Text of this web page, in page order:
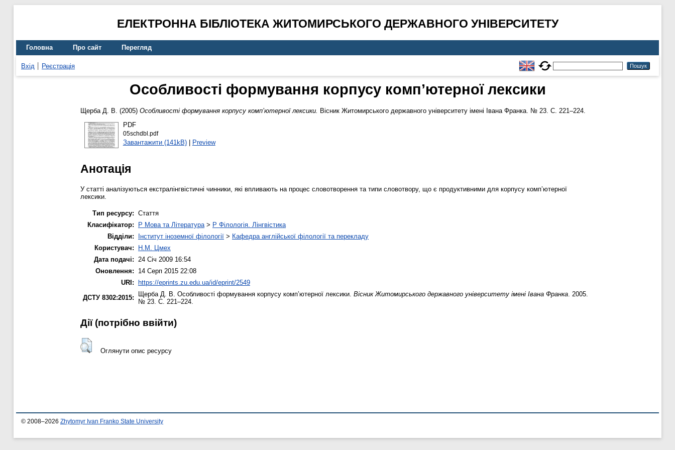
ЕЛЕКТРОННА БІБЛІОТЕКА ЖИТОМИРСЬКОГО ДЕРЖАВНОГО УНІВЕРСИТЕТУ
Головна Про сайт Перегляд
Вхід Реєстрація
Особливості формування корпусу комп’ютерної лексики
Щерба Д. В. (2005) Особливості формування корпусу комп’ютерної лексики. Вісник Житомирського державного університету імені Івана Франка. № 23. С. 221–224.
PDF
05schdbl.pdf
Завантажити (141kB)| Preview
Анотація
У статті аналізуються екстралінгвістичні чинники, які впливають на процес словотворення та типи словотвору, що є продуктивними для корпусу комп’ютерної
лексики.
Тип ресурсу: Стаття
Класифікатор:
P Мова та Література > P Філологія. Лінгвістика
Відділи:
Інститут іноземної філології > Кафедра англійської філології та перекладу
Користувач:
Н.М. Цмех
Дата подачі:
24 Січ 2009 16:54
Оновлення:
14 Серп 2015 22:08
URI: https://eprints.zu.edu.ua/id/eprint/2549
ДСТУ 8302:2015:
Щерба Д. В. Особливості формування корпусу комп’ютерної лексики. Вісник Житомирського державного університету імені Івана Франка . 2005.
№ 23. С. 221–224.
Дії ​​(потрібно ввійти)
Оглянути опис ресурсу
© 2008–2026 Zhytomyr Ivan Franko State University